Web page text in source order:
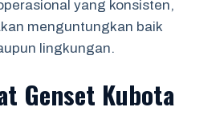
yang konsisten,
menguntungkan baik
lingkungan.
Genset Kubota